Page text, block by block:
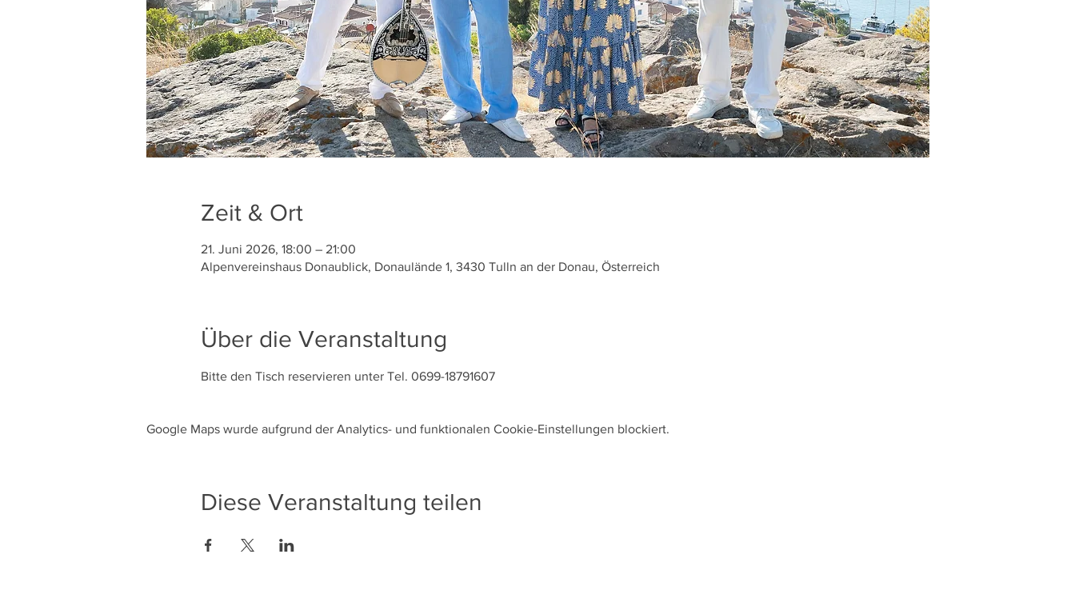
Zeit & Ort
21. Juni 2026, 18:00 – 21:00
Alpenvereinshaus Donaublick, Donaulände 1, 3430 Tulln an der Donau, Österreich
Über die Veranstaltung
Bitte den Tisch reservieren unter Tel. 0699-18791607
Google Maps wurde aufgrund der Analytics- und funktionalen Cookie-Einstellungen blockiert.
Diese Veranstaltung teilen